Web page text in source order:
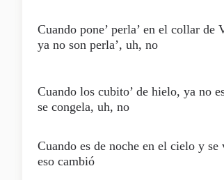
Cuando pone’ perla’ en el collar de
ya no son perla’, uh, no
Cuando los cubito’ de hielo, ya no
se congela, uh, no
Cuando es de noche en el cielo y se
eso cambió